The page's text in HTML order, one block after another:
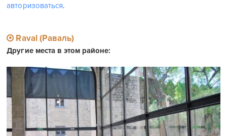
авторизоваться.
Raval (Раваль)
Другие места в этом районе: